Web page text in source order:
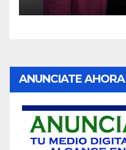
ANUNCIATE AHORA